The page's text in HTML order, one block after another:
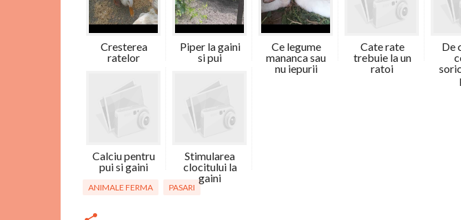
Cresterea
ratelor
Piper la gaini
si pui
Ce legume
mananca sau
nu iepurii
Cate rate
trebuie la un
ratoi
De
Calciu pentru
pui si gaini
Stimularea
clocitului la
gaini
ANIMALE FERMA PASARI